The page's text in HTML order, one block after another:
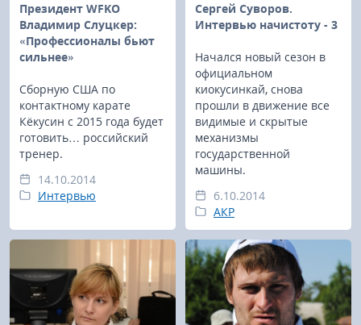
Президент WFKO
Владимир Слуцкер:
«Профессионалы бьют
сильнее»
Сборную США по
контактному карате
Кёкусин с 2015 года будет
готовить… российский
тренер.
14.10.2014
Интервью
Сергей Суворов.
Интервью начистоту - 3
Начался новый сезон в
официальном
киокусинкай, снова
прошли в движение все
видимые и скрытые
механизмы
государственной
машины.
6.10.2014
АКР